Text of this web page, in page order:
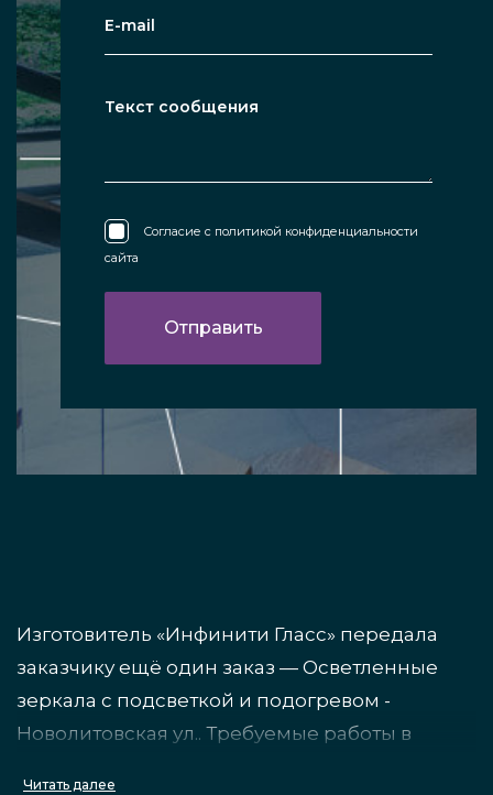
Согласие с политикой конфиденциальности
сайта
Читать далее
Изготовитель «Инфинити Гласс» передала
заказчику ещё один заказ — Осветленные
зеркала с подсветкой и подогревом -
Новолитовская ул.. Требуемые работы в